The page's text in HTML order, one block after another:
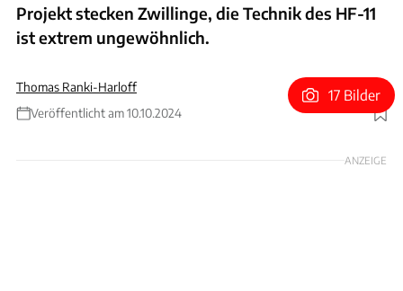
Projekt stecken Zwillinge, die Technik des HF-11
ist extrem ungewöhnlich.
Thomas Ranki-Harloff
Veröffentlicht am 10.10.2024
Foto: Oilstainlab
17 Bilder
ANZEIGE